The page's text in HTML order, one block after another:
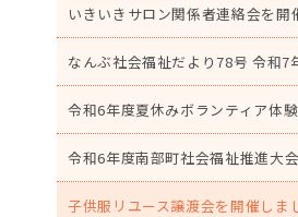
いきいきサロン関係者連絡会を開
なんぶ社会福祉だより78号 令和
令和6年度夏休みボランティア体
令和6年度南部町社会福祉推進大
子供服リユース譲渡会を開催しま